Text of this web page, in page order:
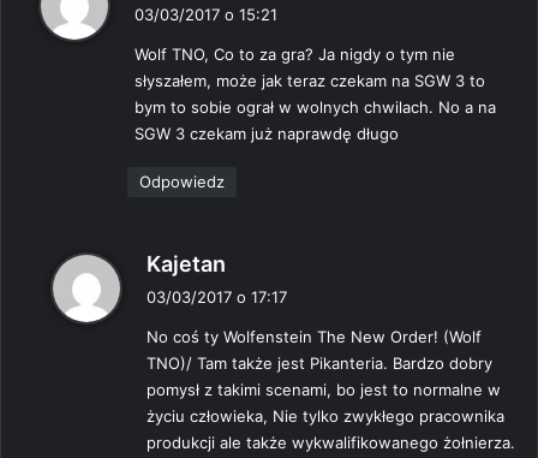
z
e
:
03/03/2017 o 15:21
Wolf TNO, Co to za gra? Ja nigdy o tym nie
słyszałem, może jak teraz czekam na SGW 3 to
bym to sobie ograł w wolnych chwilach. No a na
SGW 3 czekam już naprawdę długo
Odpowiedz
Kajetan
z
e
:
03/03/2017 o 17:17
No coś ty Wolfenstein The New Order! (Wolf
TNO)/ Tam także jest Pikanteria. Bardzo dobry
pomysł z takimi scenami, bo jest to normalne w
życiu człowieka, Nie tylko zwykłego pracownika
produkcji ale także wykwalifikowanego żołnierza.